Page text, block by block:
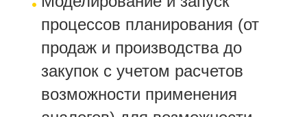
процессов планирования (от
продаж и производства до
закупок с учетом расчетов
возможности применения